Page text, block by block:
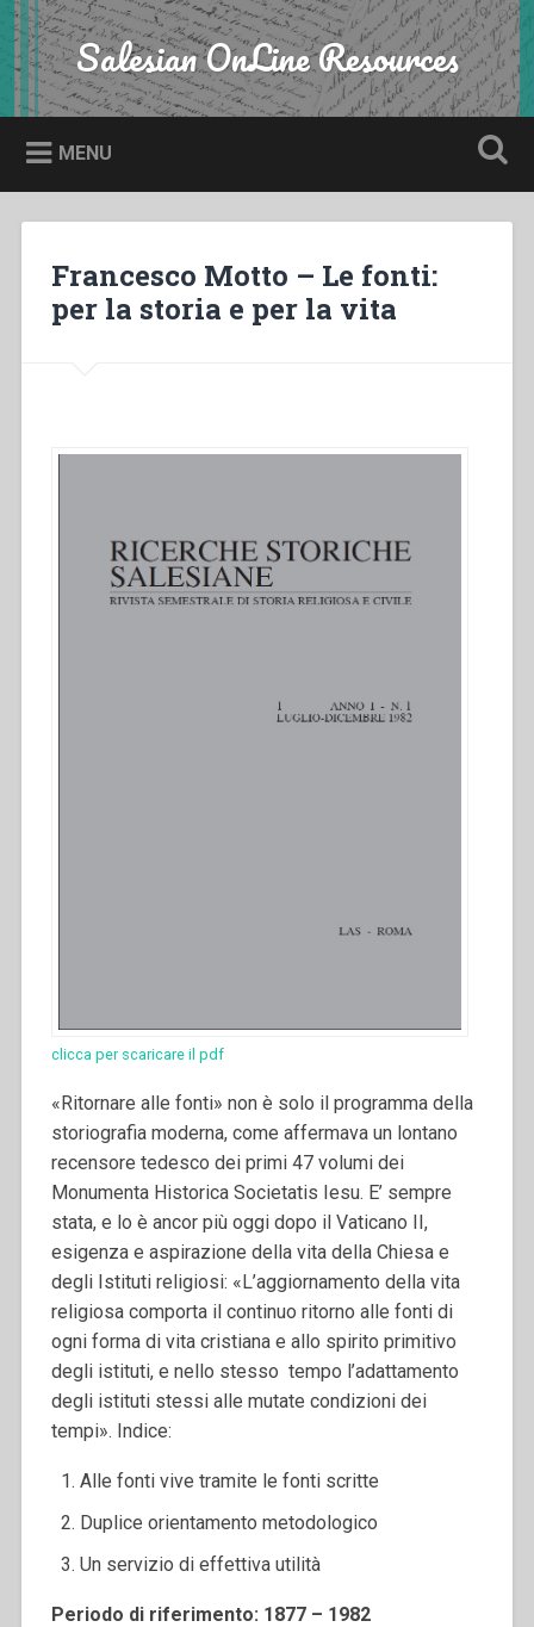
Skip
to
content
Search Salesian OnLine Resources
MENU
Francesco Motto – Le fonti:
per la storia e per la vita
clicca per scaricare il pdf
«Ritornare alle fonti» non è solo il programma della
storiografia moderna, come affermava un lontano
recensore tedesco dei primi 47 volumi dei
Monumenta Historica Societatis Iesu. E’ sempre
stata, e lo è ancor più oggi dopo il Vaticano II,
esigenza e aspirazione della vita della Chiesa e
degli Istituti religiosi: «L’aggiornamento della vita
religiosa comporta il continuo ritorno alle fonti di
ogni forma di vita cristiana e allo spirito primitivo
degli istituti, e nello stesso tempo l’adattamento
degli istituti stessi alle mutate condizioni dei
tempi». Indice:
Alle fonti vive tramite le fonti scritte
Duplice orientamento metodologico
Un servizio di effettiva utilità
Periodo di riferimento: 1877 – 1982